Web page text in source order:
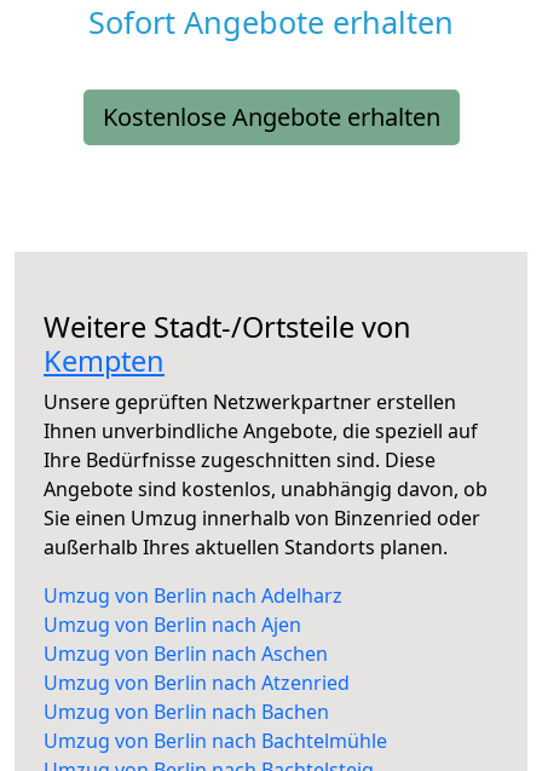
Sofort Angebote erhalten
Kostenlose Angebote erhalten
Weitere Stadt-/Ortsteile von
Kempten
Unsere geprüften Netzwerkpartner erstellen
Ihnen unverbindliche Angebote, die speziell auf
Ihre Bedürfnisse zugeschnitten sind. Diese
Angebote sind kostenlos, unabhängig davon, ob
Sie einen Umzug innerhalb von Binzenried oder
außerhalb Ihres aktuellen Standorts planen.
Umzug von Berlin nach Adelharz
Umzug von Berlin nach Ajen
Umzug von Berlin nach Aschen
Umzug von Berlin nach Atzenried
Umzug von Berlin nach Bachen
Umzug von Berlin nach Bachtelmühle